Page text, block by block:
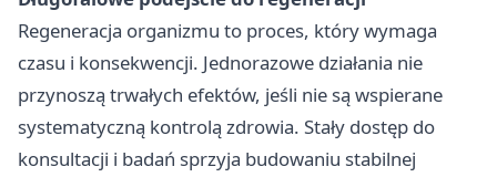
Regeneracja organizmu to proces, który wymaga
czasu i konsekwencji. Jednorazowe działania nie
przynoszą trwałych efektów, jeśli nie są wspierane
systematyczną kontrolą zdrowia. Stały dostęp do
konsultacji i badań sprzyja budowaniu stabilnej